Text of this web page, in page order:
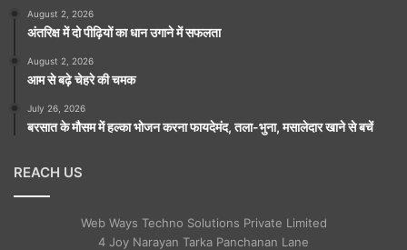
August 2, 2026
अंतरिक्ष में दो पीढ़ियों का धान उगाने में सफलता
August 2, 2026
आम से बढ़े चेहरे की चमक
July 26, 2026
बरसात के मौसम में हल्का भोजन करना फायदेमंद, तला-भुना, मसालेदार खाने से बचें
REACH US
Web Ways Techno Solutions Private Limited
4 Joy Narayan Tarka Panchanan Lane